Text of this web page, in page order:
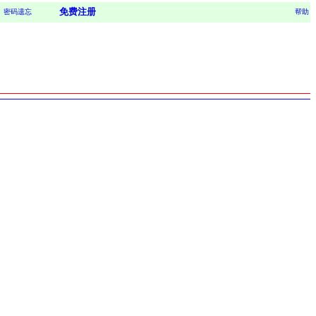
密码遗忘 免费注册 帮助